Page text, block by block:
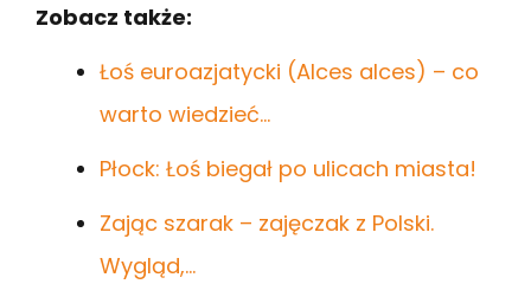
Zobacz także:
Łoś euroazjatycki (Alces alces) – co
warto wiedzieć…
Płock: Łoś biegał po ulicach miasta!
Zając szarak – zajęczak z Polski.
Wygląd,…